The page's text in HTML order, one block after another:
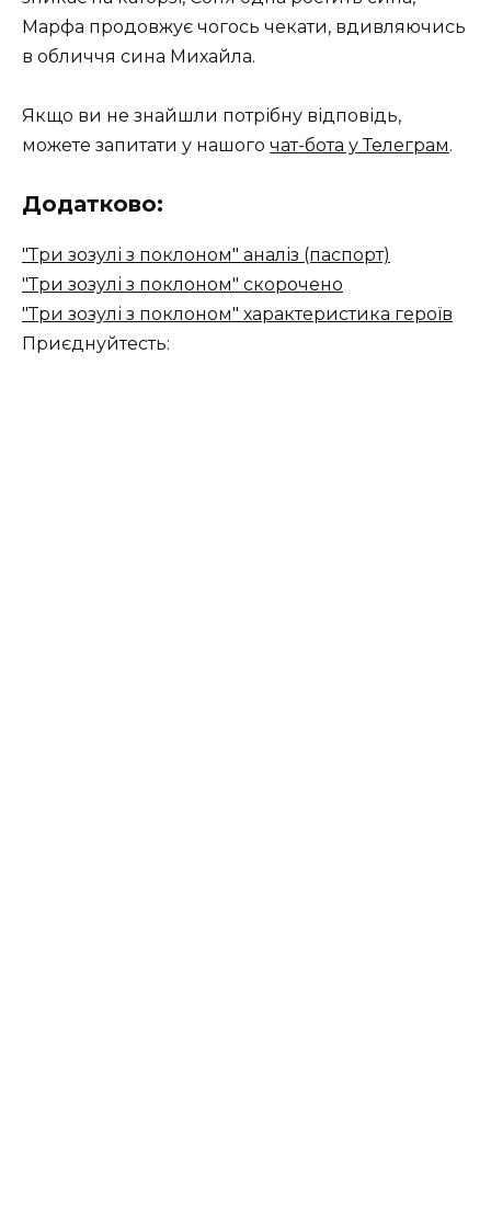
Марфа продовжує чогось чекати, вдивляючись
в обличчя сина Михайла.
Якщо ви не знайшли потрібну відповідь,
можете запитати у нашого чат-бота у Телеграм.
Додатково:
"Три зозулі з поклоном" аналіз (паспорт)
"Три зозулі з поклоном" скорочено
"Три зозулі з поклоном" характеристика героїв
Приєднуйтесть: